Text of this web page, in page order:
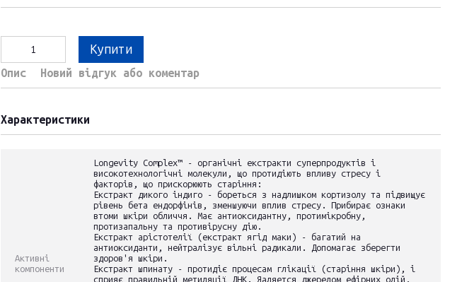
Купити
Опис Новий відгук або коментар
Характеристики
Активні
компоненти
Longevity Complex™ - органічні екстракти суперпродуктів і
високотехнологічні молекули, що протидіють впливу стресу і
факторів, що прискорюють старіння:
Екстракт дикого індиго - бореться з надлишком кортизолу та підвищує
рівень бета ендорфінів, зменшуючи вплив стресу. Прибирає ознаки
втоми шкіри обличчя. Має антиоксидантну, протимікробну,
протизапальну та противірусну дію.
Екстракт арістотелії (екстракт ягід маки) - багатий на
антиоксиданти, нейтралізує вільні радикали. Допомагає зберегти
здоров'я шкіри.
Екстракт шпинату - протидіє процесам глікації (старіння шкіри), і
сприяє правильній метиляції ДНК. Яаляется джерелом ефірних олій,